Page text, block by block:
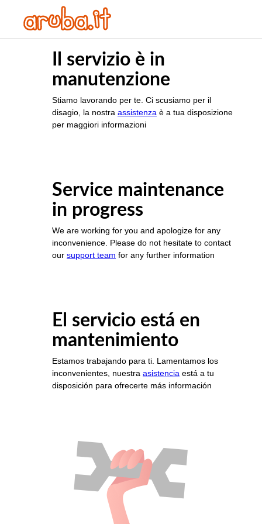
Il servizio è in
manutenzione
Stiamo lavorando per te. Ci scusiamo per il
disagio, la nostra assistenza è a tua disposizione
per maggiori informazioni
Service maintenance
in progress
We are working for you and apologize for any
inconvenience. Please do not hesitate to contact
our support team for any further information
El servicio está en
mantenimiento
Estamos trabajando para ti. Lamentamos los
inconvenientes, nuestra asistencia está a tu
disposición para ofrecerte más información